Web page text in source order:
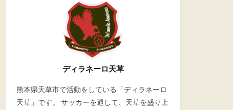
ディラネーロ天草
熊本県天草市で活動をしている「ディラネーロ
天草」です。 サッカーを通して、天草を盛り上